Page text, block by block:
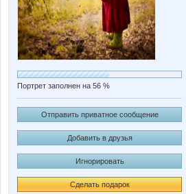
Портрет заполнен на 56 %
Отправить приватное сообщение
Добавить в друзья
Игнорировать
Сделать подарок